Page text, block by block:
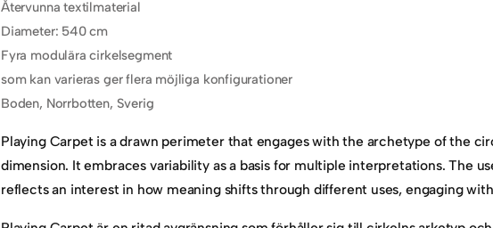
Återvunna textilmaterial
Diameter: 540 cm
Fyra modulära cirkelsegment
som kan varieras ger flera möjliga konfigurationer
Boden, Norrbotten, Sverig
Playing Carpet is a drawn perimeter that engages with the archetype of the
dimension. It embraces variability as a basis for multiple interpretations. The
reflects an interest in how meaning shifts through different uses, engaging